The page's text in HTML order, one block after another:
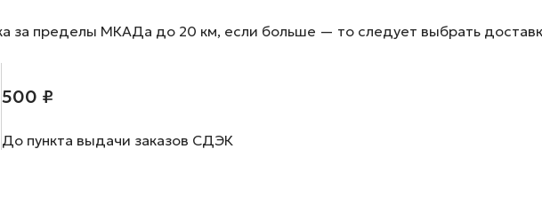
за пределы МКАДа до 20 км, если больше — то следует выбрать
500 ₽
До пункта выдачи заказов СДЭК